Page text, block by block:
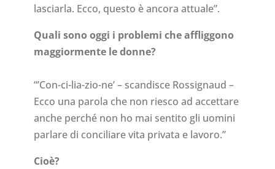
lasciarla. Ecco, questo è ancora attuale”.
Quali sono oggi i problemi che affliggono
maggiormente le donne?
“’Con-ci-lia-zio-ne’ – scandisce Rossignaud –
Ecco una parola che non riesco ad accettare
anche perché non ho mai sentito gli uomini
parlare di conciliare vita privata e lavoro.”
Cioè?